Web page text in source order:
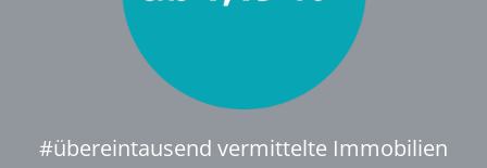
#übereintausend vermittelte Immobilien